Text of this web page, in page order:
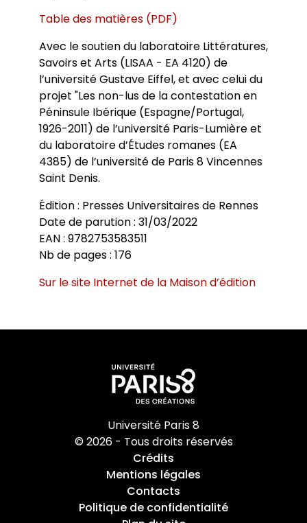
Table des matières (PDF)
Avec le soutien du laboratoire Littératures,
Savoirs et Arts (LISAA - EA 4120) de
l’université Gustave Eiffel, et avec celui du
projet "Les non-lus de la contestation en
Péninsule Ibérique (Espagne/Portugal,
1926-2011) de l’université Paris-Lumière et
du laboratoire d’Études romanes (EA
4385) de l’université de Paris 8 Vincennes
Saint Denis.
Édition : Presses Universitaires de Rennes
Date de parution : 31/03/2022
EAN : 9782753583511
Nb de pages : 176
Sur le site Internet de la Maison d’édition
Université Paris 8
© 2026 - Tous droits réservés
Crédits
Mentions légales
Contacts
Politique de confidentialité